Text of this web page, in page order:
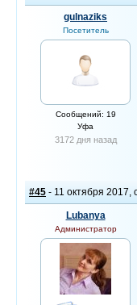
gulnaziks
Посетитель
Сообщений: 19
Уфа
3172 дня назад
#45 - 11 октября 2017,
Lubanya
Администратор